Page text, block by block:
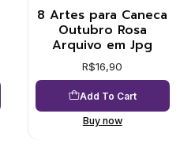
8 Artes para Caneca
Outubro Rosa
Arquivo em Jpg
R$16,90
Add To Cart
Buy now